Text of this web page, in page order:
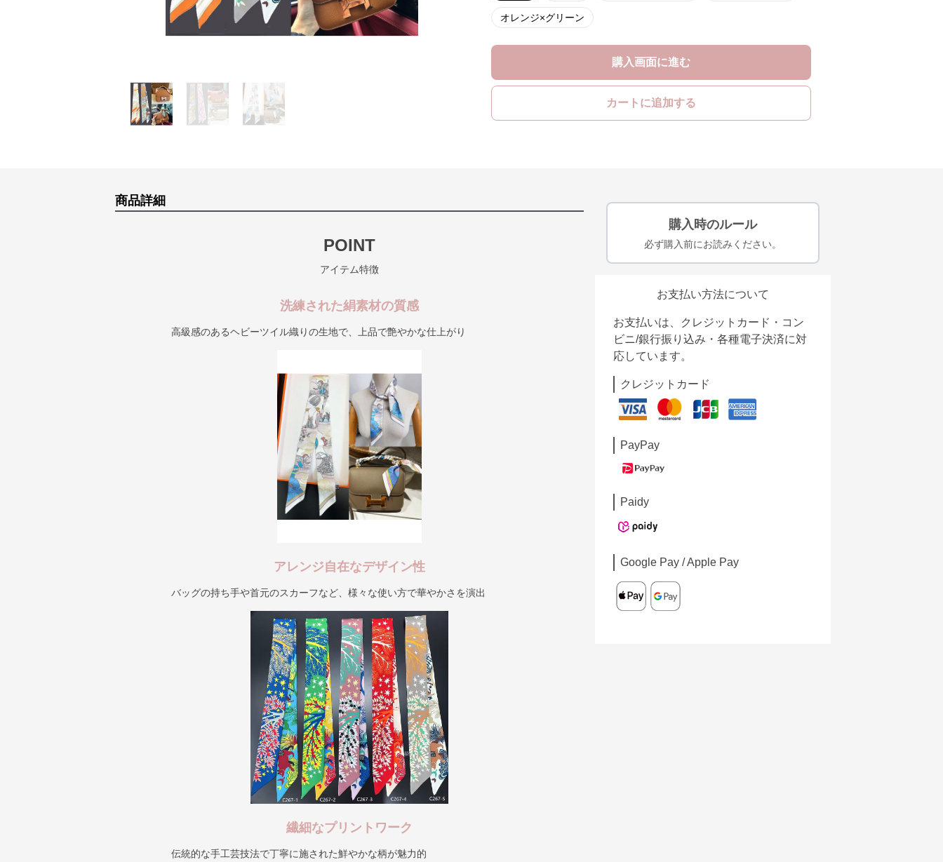
オレンジ×グリーン
購入画面に進む
カートに追加する
商品詳細
POINT
アイテム特徴
洗練された絹素材の質感
高級感のあるヘビーツイル織りの生地で、上品で艶やかな仕上がり
アレンジ自在なデザイン性
バッグの持ち手や首元のスカーフなど、様々な使い方で華やかさを演出
繊細なプリントワーク
伝統的な手工芸技法で丁寧に施された鮮やかな柄が魅力的
購入時のルール
必ず購入前にお読みください。
お支払い方法について
お支払いは、クレジットカード・コン
ビニ/銀行振り込み・各種電子決済に対
応しています。
クレジットカード
PayPay
Paidy
Google Pay / Apple Pay